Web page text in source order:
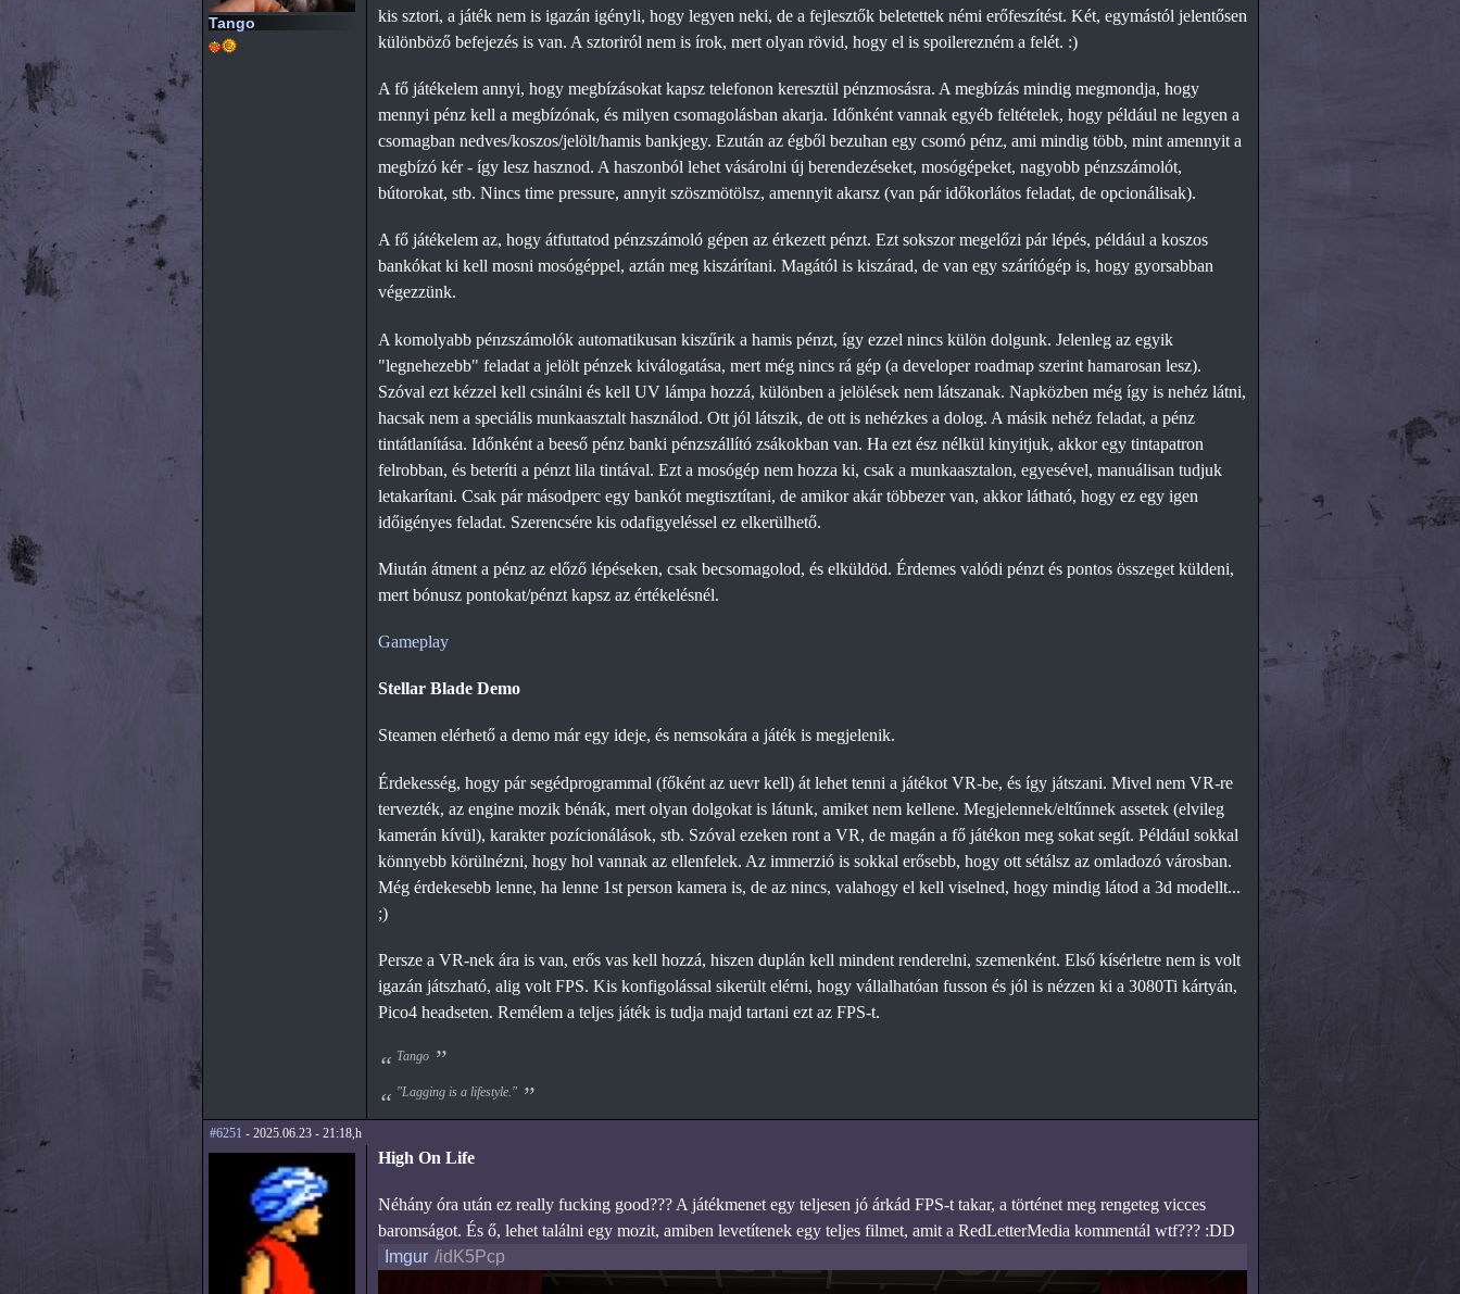
Tango
kis sztori, a játék nem is igazán igényli, hogy legyen neki, de a fejlesztők beletettek némi erőfeszítést. Két, egymástól jelentősen
különböző befejezés is van. A sztoriról nem is írok, mert olyan rövid, hogy el is spoilerezném a felét. :)
A fő játékelem annyi, hogy megbízásokat kapsz telefonon keresztül pénzmosásra. A megbízás mindig megmondja, hogy
mennyi pénz kell a megbízónak, és milyen csomagolásban akarja. Időnként vannak egyéb feltételek, hogy például ne legyen a
csomagban nedves/koszos/jelölt/hamis bankjegy. Ezután az égből bezuhan egy csomó pénz, ami mindig több, mint amennyit a
megbízó kér - így lesz hasznod. A haszonból lehet vásárolni új berendezéseket, mosógépeket, nagyobb pénzszámolót,
bútorokat, stb. Nincs time pressure, annyit szöszmötölsz, amennyit akarsz (van pár időkorlátos feladat, de opcionálisak).
A fő játékelem az, hogy átfuttatod pénzszámoló gépen az érkezett pénzt. Ezt sokszor megelőzi pár lépés, például a koszos
bankókat ki kell mosni mosógéppel, aztán meg kiszárítani. Magától is kiszárad, de van egy szárítógép is, hogy gyorsabban
végezzünk.
A komolyabb pénzszámolók automatikusan kiszűrik a hamis pénzt, így ezzel nincs külön dolgunk. Jelenleg az egyik
"legnehezebb" feladat a jelölt pénzek kiválogatása, mert még nincs rá gép (a developer roadmap szerint hamarosan lesz).
Szóval ezt kézzel kell csinálni és kell UV lámpa hozzá, különben a jelölések nem látszanak. Napközben még így is nehéz látni,
hacsak nem a speciális munkaasztalt használod. Ott jól látszik, de ott is nehézkes a dolog. A másik nehéz feladat, a pénz
tintátlanítása. Időnként a beeső pénz banki pénzszállító zsákokban van. Ha ezt ész nélkül kinyitjuk, akkor egy tintapatron
felrobban, és beteríti a pénzt lila tintával. Ezt a mosógép nem hozza ki, csak a munkaasztalon, egyesével, manuálisan tudjuk
letakarítani. Csak pár másodperc egy bankót megtisztítani, de amikor akár többezer van, akkor látható, hogy ez egy igen
időigényes feladat. Szerencsére kis odafigyeléssel ez elkerülhető.
Miután átment a pénz az előző lépéseken, csak becsomagolod, és elküldöd. Érdemes valódi pénzt és pontos összeget küldeni,
mert bónusz pontokat/pénzt kapsz az értékelésnél.
Gameplay
Stellar Blade Demo
Steamen elérhető a demo már egy ideje, és nemsokára a játék is megjelenik.
Érdekesség, hogy pár segédprogrammal (főként az uevr kell) át lehet tenni a játékot VR-be, és így játszani. Mivel nem VR-re
tervezték, az engine mozik bénák, mert olyan dolgokat is látunk, amiket nem kellene. Megjelennek/eltűnnek assetek (elvileg
kamerán kívül), karakter pozícionálások, stb. Szóval ezeken ront a VR, de magán a fő játékon meg sokat segít. Például sokkal
könnyebb körülnézni, hogy hol vannak az ellenfelek. Az immerzió is sokkal erősebb, hogy ott sétálsz az omladozó városban.
Még érdekesebb lenne, ha lenne 1st person kamera is, de az nincs, valahogy el kell viselned, hogy mindig látod a 3d modellt...
;)
Persze a VR-nek ára is van, erős vas kell hozzá, hiszen duplán kell mindent renderelni, szemenként. Első kísérletre nem is volt
igazán játszható, alig volt FPS. Kis konfigolással sikerült elérni, hogy vállalhatóan fusson és jól is nézzen ki a 3080Ti kártyán,
Pico4 headseten. Remélem a teljes játék is tudja majd tartani ezt az FPS-t.
Tango
"Lagging is a lifestyle."
#6251 - 2025.06.23 - 21:18,h
High On Life
Néhány óra után ez really fucking good??? A játékmenet egy teljesen jó árkád FPS-t takar, a történet meg rengeteg vicces
baromságot. És ő, lehet találni egy mozit, amiben levetítenek egy teljes filmet, amit a RedLetterMedia kommentál wtf??? :DD
Imgur /idK5Pcp